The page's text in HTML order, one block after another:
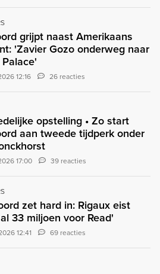
grijpt naast Amerikaans
'Zavier Gozo onderweg naar
12:16 26 reacties
opstelling • Zo start
aan tweede tijdperk onder
17:00 39 reacties
zet hard in: Rigaux eist
33 miljoen voor Read'
12:41 69 reacties